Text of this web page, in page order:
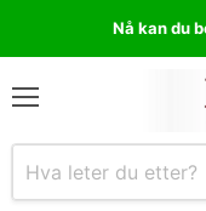
Nå kan du